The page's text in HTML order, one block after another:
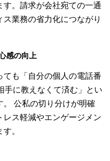
。請求が会社宛ての一通
業務の省力化につながり
感の向上
も「自分の個人の電話番
手に教えなくて済む」とい
。 公私の切り分けが明確
ス軽減やエンゲージメン
。